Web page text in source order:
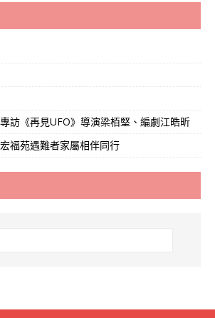
訪《再見UFO》導演梁栢堅、編劇江皓昕
福苑遇難者家屬相伴同行